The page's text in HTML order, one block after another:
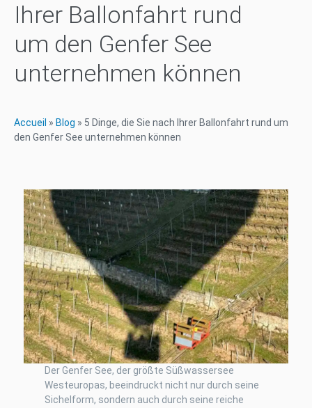
Ihrer Ballonfahrt rund
um den Genfer See
unternehmen können
Accueil » Blog » 5 Dinge, die Sie nach Ihrer Ballonfahrt rund um
den Genfer See unternehmen können
Der Genfer See, der größte Süßwassersee
Westeuropas, beeindruckt nicht nur durch seine
Sichelform, sondern auch durch seine reiche